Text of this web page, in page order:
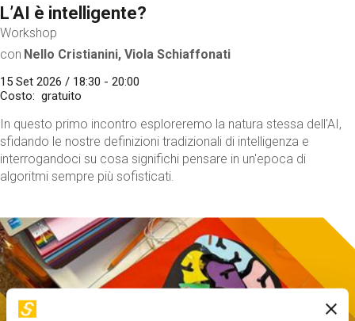
L’AI è intelligente?
Workshop
con Nello Cristianini, Viola Schiaffonati
15 Set 2026 / 18:30 - 20:00
Costo
gratuito
In questo primo incontro esploreremo la natura stessa dell'AI,
sfidando le nostre definizioni tradizionali di intelligenza e
interrogandoci su cosa significhi pensare in un'epoca di
algoritmi sempre più sofisticati.